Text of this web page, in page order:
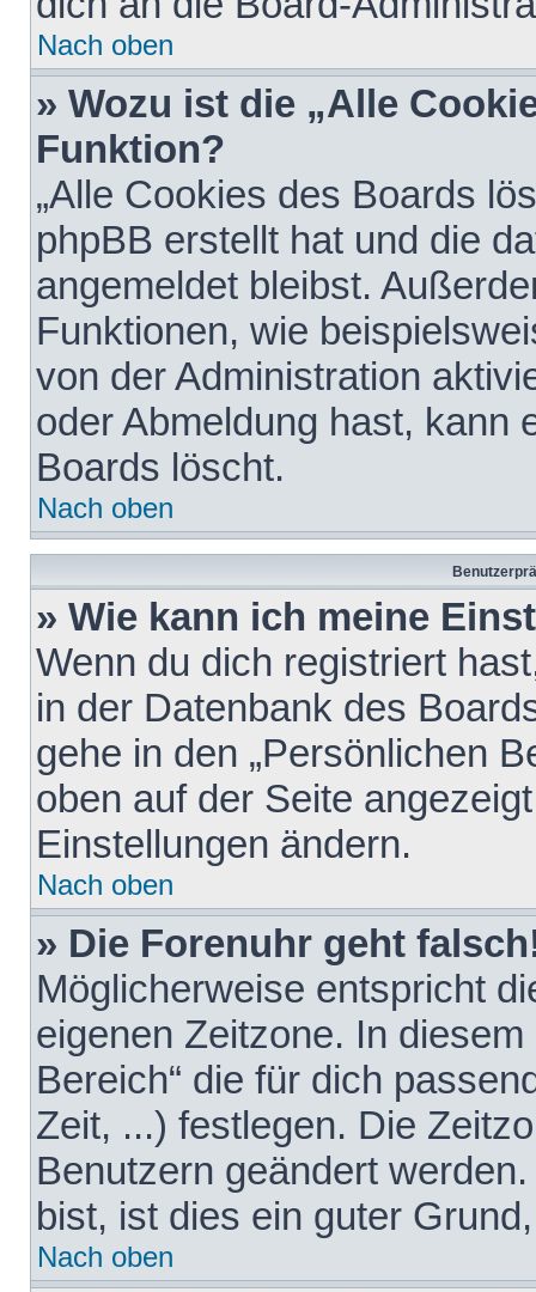
Nach oben
» Wozu ist die „Alle
Funktion?
„Alle Cookies des Boards
phpBB erstellt hat und die
angemeldet bleibst.
Funktionen, wie
von der Administration
oder Abmeldung hast, kann
Boards löscht.
Nach oben
» Wie kann ich meine
Wenn du dich registriert
in der Datenbank des
gehe in den „Persönlichen
oben auf der Seite
Einstellungen ändern.
Nach oben
» Die Forenuhr geht
Möglicherweise entspricht
eigenen Zeitzone. In
Bereich“ die für dich
Zeit, ...) festlegen. Die
Benutzern geändert
bist, ist dies ein guter
Nach oben